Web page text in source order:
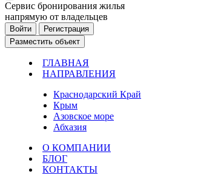
Cервис бронирования жилья
напрямую от владельцев
Войти
Регистрация
Разместить объект
ГЛАВНАЯ
НАПРАВЛЕНИЯ
Краснодарский Край
Крым
Азовское море
Абхазия
О КОМПАНИИ
БЛОГ
КОНТАКТЫ